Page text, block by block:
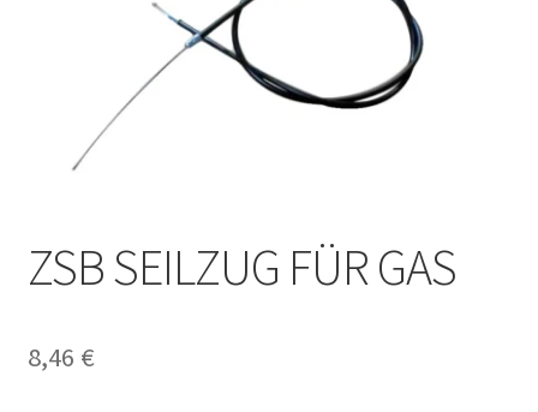
ZSB SEILZUG FÜR GAS
8,46 €